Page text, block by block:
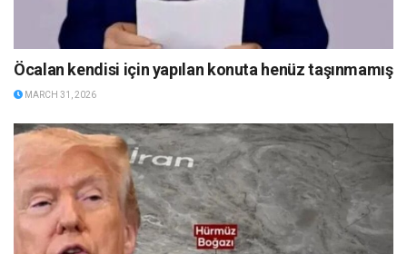
Öcalan kendisi için yapılan konuta henüz taşınmamış
MARCH 31, 2026